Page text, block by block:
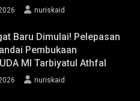
nuriskaid
Baru Dimulai! Pelepasan
Pembukaan
MI Tarbiyatul Athfal
nuriskaid